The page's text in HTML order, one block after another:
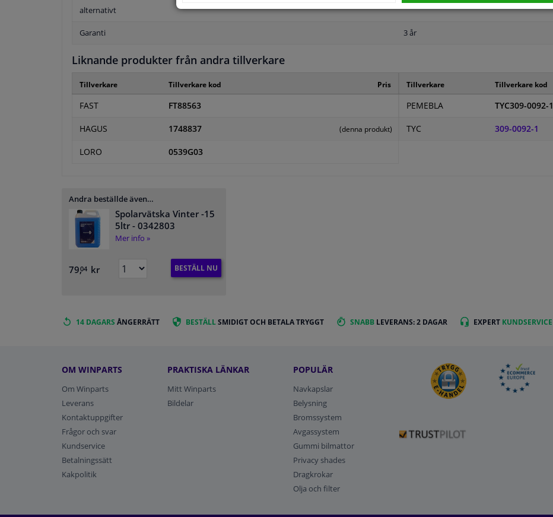
alternativt
Garanti 3 år
Liknande produkter från andra tillverkare
Tillverkare Tillverkare kod Pris
FAST FT88563
HAGUS 1748837 (denna produkt)
LORO 0539G03
Tillverkare Tillverkare kod
PEMEBLA TYC309-0092-1
TYC 309-0092-1
Andra beställde även…
Spolarvätska Vinter -15
5ltr - 0342803
Mer info »
79,04 kr BESTÄLL NU
14 DAGARS ÅNGERRÄTT BESTÄLLSMIDIGT OCH BETALA TRYGGT SNABB LEVERANS: 2 DAGAR EXPERT KUNDSERVICE
OM WINPARTS
Om Winparts
Leverans
Kontaktuppgifter
Frågor och svar
Kundservice
Betalningssätt
Kakpolitik
PRAKTISKA LÄNKAR
Mitt Winparts
Bildelar
POPULÄR
Navkapslar
Belysning
Bromssystem
Avgassystem
Gummi bilmattor
Privacy shades
Dragkrokar
Olja och filter